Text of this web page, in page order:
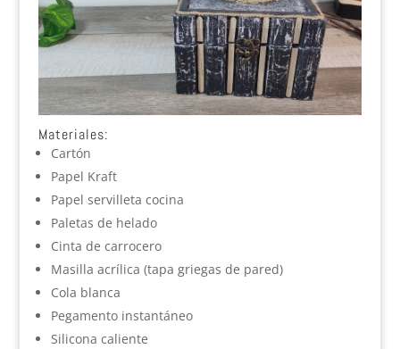
Materiales:
Cartón
Papel Kraft
Papel servilleta cocina
Paletas de helado
Cinta de carrocero
Masilla acrílica (tapa griegas de pared)
Cola blanca
Pegamento instantáneo
Silicona caliente